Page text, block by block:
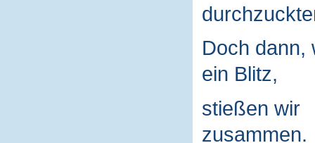
Doch dann,
ein Blitz,
stießen wir
zusammen.